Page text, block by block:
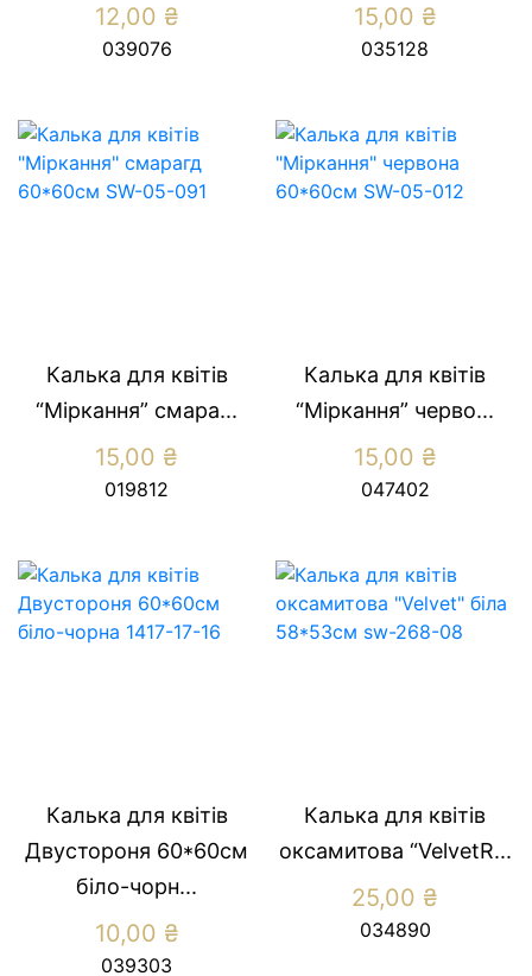
12,00 ₴
039076
15,00 ₴
035128
Калька для квітів
“Міркання” смара...
15,00 ₴
019812
Калька для квітів
“Міркання” черво...
15,00 ₴
047402
Калька для квітів
Двустороня 60*60см
біло-чорн...
10,00 ₴
039303
Калька для квітів
оксамитова “VelvetR...
25,00 ₴
034890